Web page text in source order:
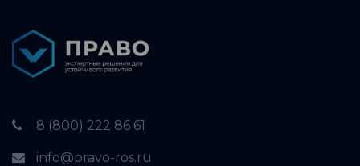
8 (800) 222 86 61
info@pravo-ros.ru